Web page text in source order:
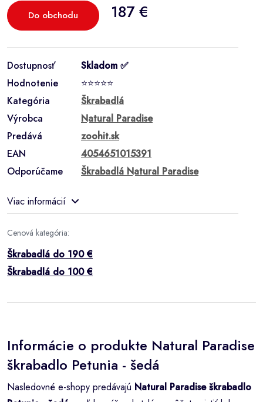
Do obchodu 187 €
Dostupnosť
Skladom ✅
Hodnotenie
⭐⭐⭐⭐⭐
Kategória
Škrabadlá
Výrobca
Natural Paradise
Predává
zoohit.sk
EAN
4054651015391
Odporúčame
Škrabadlá Natural Paradise
Viac informácií
Cenová kategória:
Škrabadlá do 190 €
Škrabadlá do 100 €
Informácie o produkte Natural Paradise
škrabadlo Petunia - šedá
Nasledovné e-shopy predávajú Natural Paradise škrabadlo